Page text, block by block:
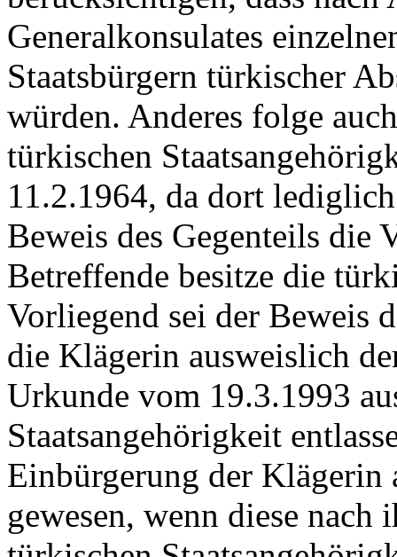
Generalkonsulates
Staatsbürgern türkischer
würden. Anderes folge
türkischen
11.2.1964, da dort
Beweis des Gegenteils die
Betreffende besitze die
Vorliegend sei der Beweis
die Klägerin ausweislich
Urkunde vom 19.3.1993
Staatsangehörigkeit
Einbürgerung der
gewesen, wenn diese nach